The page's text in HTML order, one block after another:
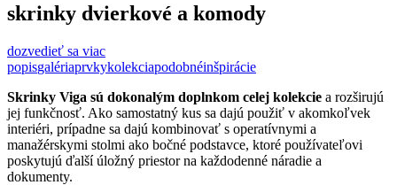
skrinky dvierkové a komody
dozvedieť sa viac
popisgalériaprvkykolekciapodobnéinšpirácie
Skrinky Viga sú dokonalým doplnkom celej kolekcie a rozširujú
jej funkčnosť. Ako samostatný kus sa dajú použiť v akomkoľvek
interiéri, prípadne sa dajú kombinovať s operatívnymi a
manažérskymi stolmi ako bočné podstavce, ktoré používateľovi
poskytujú ďalší úložný priestor na každodenné náradie a
dokumenty.